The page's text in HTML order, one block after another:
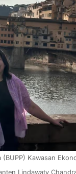
Kawasan
Lindawaty